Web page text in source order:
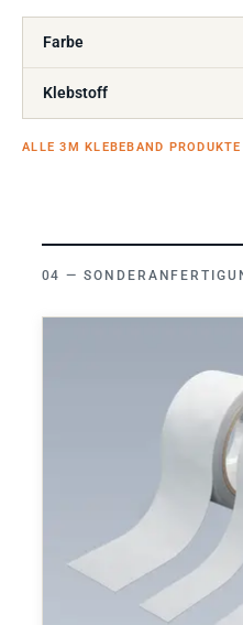
Farbe
Klebstoff
ALLE 3M KLEBEBAND PRODUKTE